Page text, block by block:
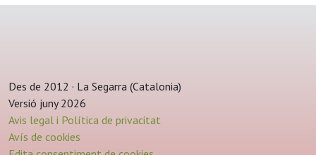
Des de 2012 · La Segarra (Catalonia)
Versió juny 2026
Avis legal i Política de privacitat
Avís de cookies